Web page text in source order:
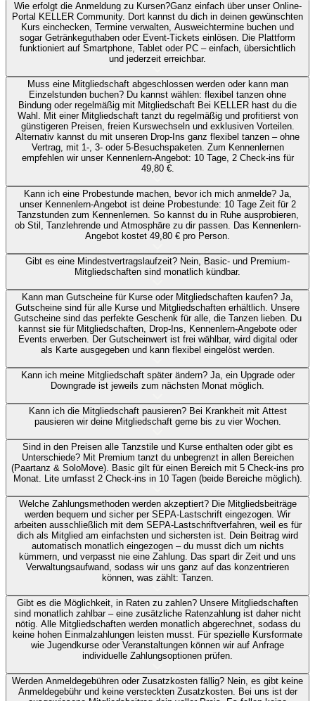
Wie erfolgt die Anmeldung zu Kursen?Ganz einfach über unser Online-
Portal KELLER Community. Dort kannst du dich in deinen gewünschten
Kurs einchecken, Termine verwalten, Ausweichtermine buchen und
sogar Getränkeguthaben oder Event-Tickets einlösen. Die Plattform
funktioniert auf Smartphone, Tablet oder PC – einfach, übersichtlich
und jederzeit erreichbar.
Muss eine Mitgliedschaft abgeschlossen werden oder kann man
Einzelstunden buchen? Du kannst wählen: flexibel tanzen ohne
Bindung oder regelmäßig mit Mitgliedschaft Bei KELLER hast du die
Wahl. Mit einer Mitgliedschaft tanzt du regelmäßig und profitierst von
günstigeren Preisen, freien Kurswechseln und exklusiven Vorteilen.
Alternativ kannst du mit unseren Drop-Ins ganz flexibel tanzen – ohne
Vertrag, mit 1-, 3- oder 5-Besuchspaketen. Zum Kennenlernen
empfehlen wir unser Kennenlern-Angebot: 10 Tage, 2 Check-ins für
49,80 €.
Kann ich eine Probestunde machen, bevor ich mich anmelde? Ja,
unser Kennenlern-Angebot ist deine Probestunde: 10 Tage Zeit für 2
Tanzstunden zum Kennenlernen. So kannst du in Ruhe ausprobieren,
ob Stil, Tanzlehrende und Atmosphäre zu dir passen. Das Kennenlern-
Angebot kostet 49,80 € pro Person.
Gibt es eine Mindestvertragslaufzeit? Nein, Basic- und Premium-
Mitgliedschaften sind monatlich kündbar.
Kann man Gutscheine für Kurse oder Mitgliedschaften kaufen? Ja,
Gutscheine sind für alle Kurse und Mitgliedschaften erhältlich. Unsere
Gutscheine sind das perfekte Geschenk für alle, die Tanzen lieben. Du
kannst sie für Mitgliedschaften, Drop-Ins, Kennenlern-Angebote oder
Events erwerben. Der Gutscheinwert ist frei wählbar, wird digital oder
als Karte ausgegeben und kann flexibel eingelöst werden.
Kann ich meine Mitgliedschaft später ändern? Ja, ein Upgrade oder
Downgrade ist jeweils zum nächsten Monat möglich.
Kann ich die Mitgliedschaft pausieren? Bei Krankheit mit Attest
pausieren wir deine Mitgliedschaft gerne bis zu vier Wochen.
Sind in den Preisen alle Tanzstile und Kurse enthalten oder gibt es
Unterschiede? Mit Premium tanzt du unbegrenzt in allen Bereichen
(Paartanz & SoloMove). Basic gilt für einen Bereich mit 5 Check-ins pro
Monat. Lite umfasst 2 Check-ins in 10 Tagen (beide Bereiche möglich).
Welche Zahlungsmethoden werden akzeptiert? Die Mitgliedsbeiträge
werden bequem und sicher per SEPA-Lastschrift eingezogen. Wir
arbeiten ausschließlich mit dem SEPA-Lastschriftverfahren, weil es für
dich als Mitglied am einfachsten und sichersten ist. Dein Beitrag wird
automatisch monatlich eingezogen – du musst dich um nichts
kümmern, und verpasst nie eine Zahlung. Das spart dir Zeit und uns
Verwaltungsaufwand, sodass wir uns ganz auf das konzentrieren
können, was zählt: Tanzen.
Gibt es die Möglichkeit, in Raten zu zahlen? Unsere Mitgliedschaften
sind monatlich zahlbar – eine zusätzliche Ratenzahlung ist daher nicht
nötig. Alle Mitgliedschaften werden monatlich abgerechnet, sodass du
keine hohen Einmalzahlungen leisten musst. Für spezielle Kursformate
wie Jugendkurse oder Veranstaltungen können wir auf Anfrage
individuelle Zahlungsoptionen prüfen.
Werden Anmeldegebühren oder Zusatzkosten fällig? Nein, es gibt keine
Anmeldegebühr und keine versteckten Zusatzkosten. Bei uns ist der